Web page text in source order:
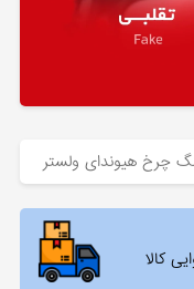
چرخ هیوندای ولستر
کالا